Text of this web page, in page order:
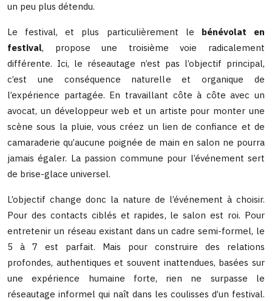
un peu plus détendu.
Le festival, et plus particulièrement le bénévolat en
festival, propose une troisième voie radicalement
différente. Ici, le réseautage n’est pas l’objectif principal,
c’est une conséquence naturelle et organique de
l’expérience partagée. En travaillant côte à côte avec un
avocat, un développeur web et un artiste pour monter une
scène sous la pluie, vous créez un lien de confiance et de
camaraderie qu’aucune poignée de main en salon ne pourra
jamais égaler. La passion commune pour l’événement sert
de brise-glace universel.
L’objectif change donc la nature de l’événement à choisir.
Pour des contacts ciblés et rapides, le salon est roi. Pour
entretenir un réseau existant dans un cadre semi-formel, le
5 à 7 est parfait. Mais pour construire des relations
profondes, authentiques et souvent inattendues, basées sur
une expérience humaine forte, rien ne surpasse le
réseautage informel qui naît dans les coulisses d’un festival.